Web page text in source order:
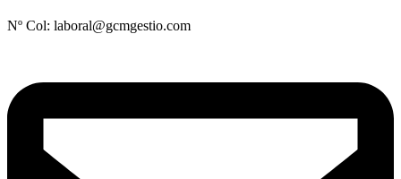
Nº Col: laboral@gcmgestio.com